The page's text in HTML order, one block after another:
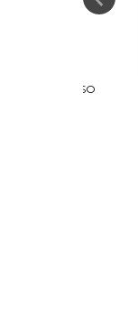
VINTONE PESO